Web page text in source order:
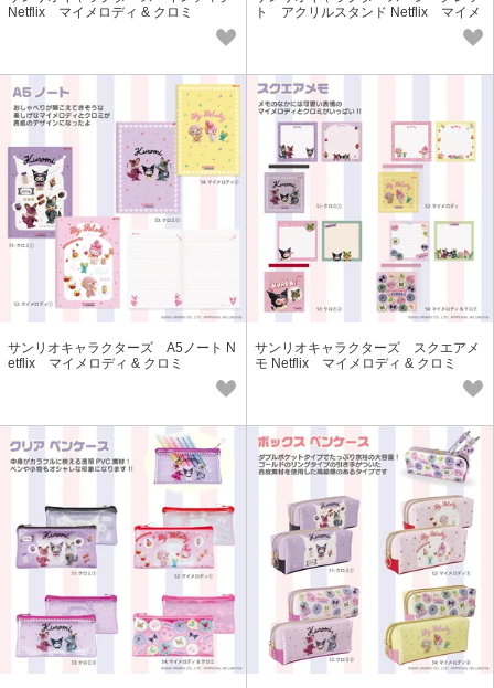
Netflix マイメロディ & クロミ
ト アクリルスタンド Netflix マイメ
サンリオキャラクターズ A5ノート N
etflix マイメロディ & クロミ
サンリオキャラクターズ スクエアメ
モ Netflix マイメロディ & クロミ